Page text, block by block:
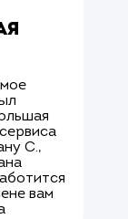
С.,
вам